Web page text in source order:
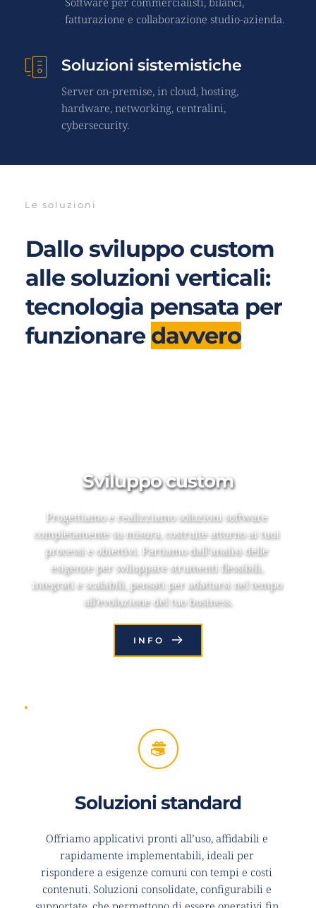
fatturazione e collaborazione studio-azienda.
Soluzioni sistemistiche
Server on-premise, in cloud, hosting,
hardware, networking, centralini,
cybersecurity.
Le soluzioni
Dallo sviluppo custom
alle soluzioni verticali:
tecnologia pensata per
funzionare davvero
Sviluppo custom
Progettiamo e realizziamo soluzioni software
completamente su misura, costruite attorno ai tuoi
processi e obiettivi. Partiamo dall’analisi delle
esigenze per sviluppare strumenti flessibili,
integrati e scalabili, pensati per adattarsi nel tempo
all’evoluzione del tuo business.
INFO
Soluzioni standard
Offriamo applicativi pronti all’uso, affidabili e
rapidamente implementabili, ideali per
rispondere a esigenze comuni con tempi e costi
contenuti. Soluzioni consolidate, configurabili e